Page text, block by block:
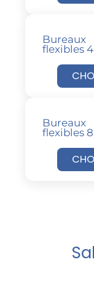
Bureaux
flexibles
Bureaux
flexibles